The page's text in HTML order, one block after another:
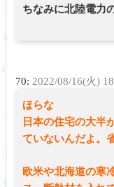
ちなみに北陸電力
70: 2022/08/16(火)
ほらな
日本の住宅の大半
ていないんだよ。
欧米や北海道の寒